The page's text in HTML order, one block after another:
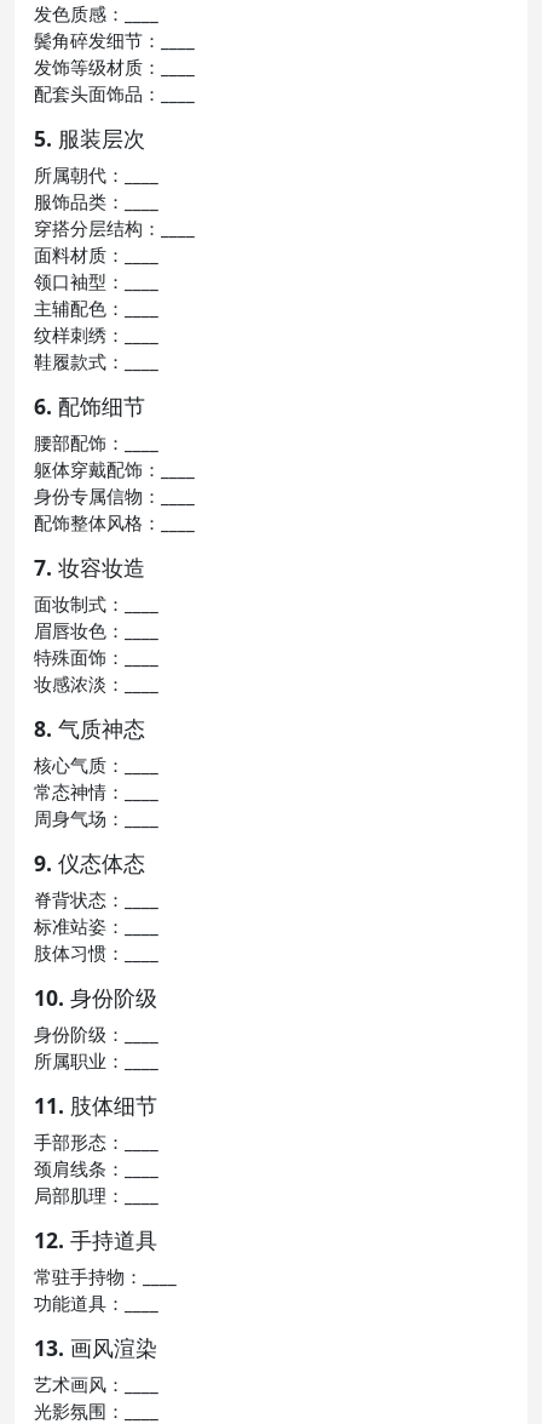
发色质感：____
鬓角碎发细节：____
发饰等级材质：____
配套头面饰品：____
5. 服装层次
所属朝代：____
服饰品类：____
穿搭分层结构：____
面料材质：____
领口袖型：____
主辅配色：____
纹样刺绣：____
鞋履款式：____
6. 配饰细节
腰部配饰：____
躯体穿戴配饰：____
身份专属信物：____
配饰整体风格：____
7. 妆容妆造
面妆制式：____
眉唇妆色：____
特殊面饰：____
妆感浓淡：____
8. 气质神态
核心气质：____
常态神情：____
周身气场：____
9. 仪态体态
脊背状态：____
标准站姿：____
肢体习惯：____
10. 身份阶级
身份阶级：____
所属职业：____
11. 肢体细节
手部形态：____
颈肩线条：____
局部肌理：____
12. 手持道具
常驻手持物：____
功能道具：____
13. 画风渲染
艺术画风：____
光影氛围：____